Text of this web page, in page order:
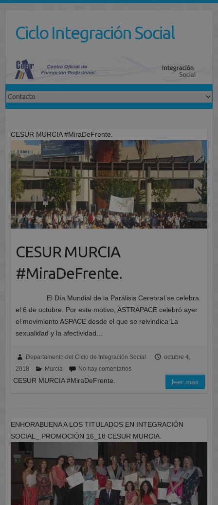
contenidoCiclo Integración Social
CESUR MURCIA #MiraDeFrente.
CESUR MURCIA
#MiraDeFrente.
El Día Mundial de la Parálisis Cerebral se celebra
el 6 de octubre. Por este motivo, ASTRAPACE celebró ayer
el movimiento ASPACE desde el que se reivindica La
sexualidad y la afectividad…
Departamento del Ciclo de Integración Social
octubre 4,
2018
Murcia No hay comentarios
CESUR MURCIA #MiraDeFrente. leer más
ENHORABUENA A LOS TITULADOS EN INTEGRACIÓN
SOCIAL_ PROMOCIÓN 16_18 CESUR MURCIA.